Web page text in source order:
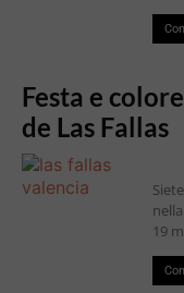
Festa e
de Las Fallas
19